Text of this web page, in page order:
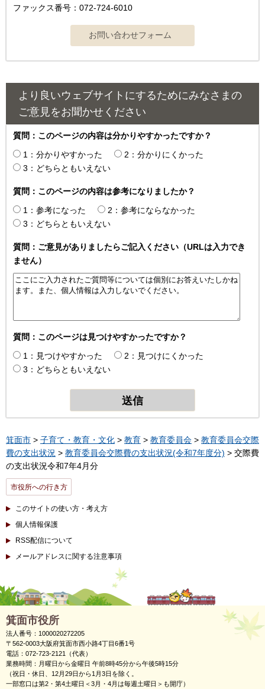
ファックス番号：072-724-6010
より良いウェブサイトにするためにみなさまの
ご意見をお聞かせください
質問：このページの内容は分かりやすかったですか？
1：分かりやすかった
2：分かりにくかった
3：どちらともいえない
質問：このページの内容は参考になりましたか？
1：参考になった
2：参考にならなかった
3：どちらともいえない
質問：ご意見がありましたらご記入ください（URLは入力でき
ません）
質問：このページは見つけやすかったですか？
1：見つけやすかった
2：見つけにくかった
3：どちらともいえない
箕面市 > 子育て・教育・文化 > 教育 > 教育委員会 > 教育委員会交際
費の支出状況 > 教育委員会交際費の支出状況(令和7年度分) > 交際費
の支出状況令和7年4月分
市役所への行き方
このサイトの使い方・考え方
個人情報保護
RSS配信について
メールアドレスに関する注意事項
箕面市役所
法人番号：1000020272205
〒562-0003大阪府箕面市西小路4丁目6番1号
電話：072-723-2121（代表）
業務時間：月曜日から金曜日 午前8時45分から午後5時15分
（祝日・休日、12月29日から1月3日を除く。
一部窓口は第2・第4土曜日＜3月・4月は毎週土曜日＞も開庁）